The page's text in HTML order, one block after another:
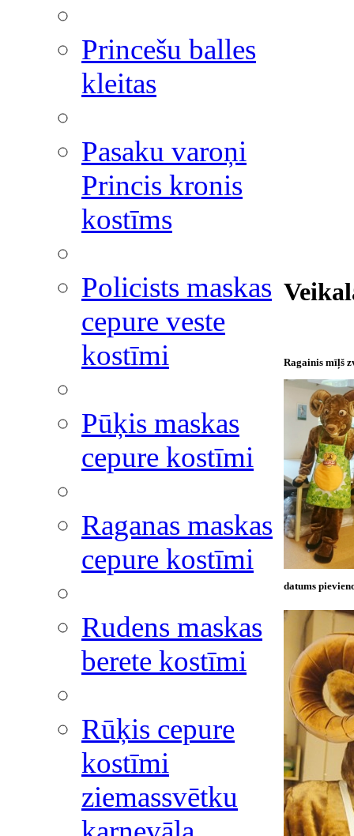
Princešu balles
kleitas
Pasaku varoņi
Princis kronis
kostīms
Policists maskas
cepure veste
kostīmi
Pūķis maskas
cepure kostīmi
Raganas maskas
cepure kostīmi
Rudens maskas
berete kostīmi
Rūķis cepure
kostīmi
ziemassvētku
Ragainis mīļš
datums